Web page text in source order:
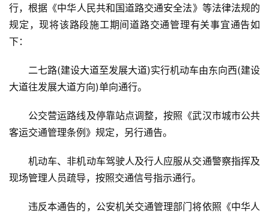
行，根据《中华人民共和国道路交通安全法》等法律法规的
规定，现将该路段施工期间道路交通管理有关事宜通告如
下：
二七路(建设大道至发展大道)实行机动车由东向西(建设
大道往发展大道方向)单向通行。
公交营运路线及停靠站点调整，按照《武汉市城市公共
客运交通管理条例》规定，另行通告。
机动车、非机动车驾驶人及行人应服从交通警察指挥及
现场管理人员疏导，按照交通信号指示通行。
违反本通告的，公安机关交通管理部门将依照《中华人